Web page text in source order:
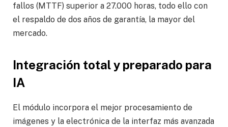
fallos (MTTF) superior a 27.000 horas, todo ello con
el respaldo de dos años de garantía, la mayor del
mercado.
Integración total y preparado para
IA
El módulo incorpora el mejor procesamiento de
imágenes y la electrónica de la interfaz más avanzada